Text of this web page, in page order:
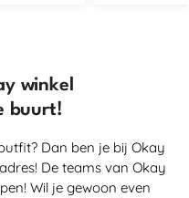
winkel
buurt!
Dan ben je bij Okay
De teams van Okay
Wil je gewoon even